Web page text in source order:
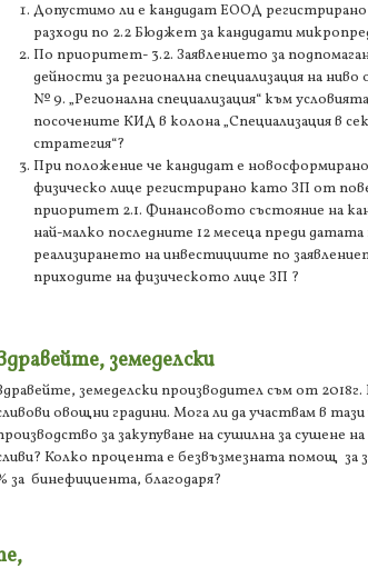
Допустимо ли е кандидат ЕООД регистрирано
разходи по 2.2 Бюджет за кандидати
По приоритет- 3.2. Заявлението за
дейности за регионална специализация на
№ 9. „Регионална специализация“ към
посочените КИД в колона „Специализация в
стратегия“?
При положение че кандидат е
физическо лице регистрирано като ЗП от
приоритет 2.1. Финансовото състояние на
най-малко последните 12 месеца преди
реализирането на инвестициите по
приходите на физическото лице ЗП ?
земеделски
земеделски производител съм от 2018г.
овощни градини. Мога ли да участвам в
за закупуване на сушилна за сушене
Колко процента е безвъзмезната помощ за
за бинефициента, благодаря?